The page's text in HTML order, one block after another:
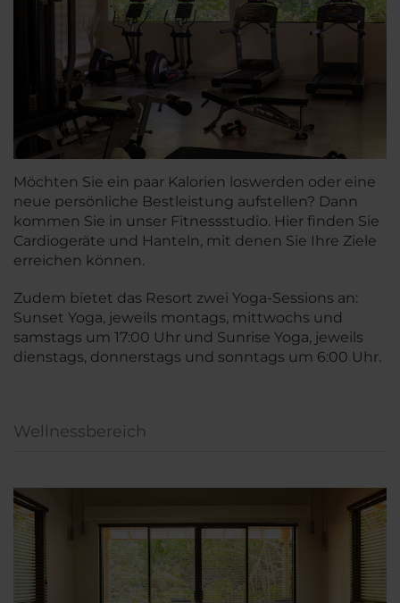
Möchten Sie ein paar Kalorien loswerden oder eine
neue persönliche Bestleistung aufstellen? Dann
kommen Sie in unser Fitnessstudio. Hier finden Sie
Cardiogeräte und Hanteln, mit denen Sie Ihre Ziele
erreichen können.
Zudem bietet das Resort zwei Yoga-Sessions an:
Sunset Yoga, jeweils montags, mittwochs und
samstags um 17:00 Uhr und Sunrise Yoga, jeweils
dienstags, donnerstags und sonntags um 6:00 Uhr.
Wellnessbereich